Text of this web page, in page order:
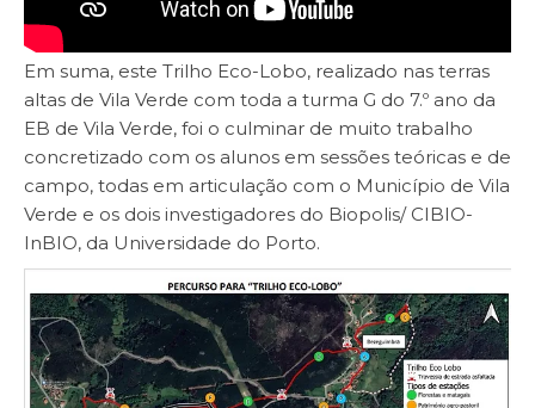
Em suma, este Trilho Eco-Lobo, realizado nas terras
altas de Vila Verde com toda a turma G do 7.º ano da
EB de Vila Verde, foi o culminar de muito trabalho
concretizado com os alunos em sessões teóricas e de
campo, todas em articulação com o Município de Vila
Verde e os dois investigadores do Biopolis/ CIBIO-
InBIO, da Universidade do Porto.